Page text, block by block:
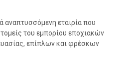
αναπτυσσόμενη εταιρία που
του εμπορίου εποχιακών
επίπλων και φρέσκων